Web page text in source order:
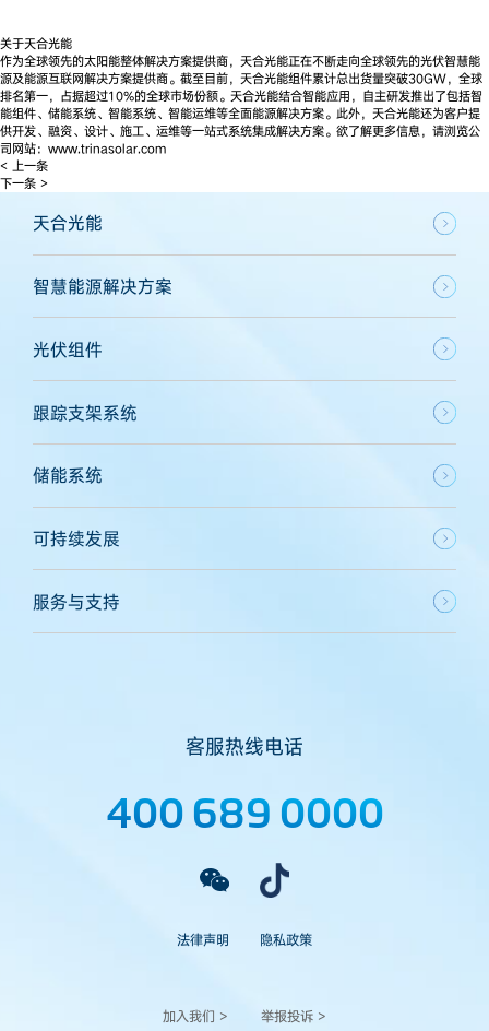
关于天合光能
作为全球领先的太阳能整体解决方案提供商，天合光能正在不断走向全球领先的光伏智慧能
源及能源互联网解决方案提供商。截至目前，天合光能组件累计总出货量突破30GW，全球
排名第一，占据超过10%的全球市场份额。天合光能结合智能应用，自主研发推出了包括智
能组件、储能系统、智能系统、智能运维等全面能源解决方案。此外，天合光能还为客户提
供开发、融资、设计、施工、运维等一站式系统集成解决方案。欲了解更多信息，请浏览公
司网站：www.trinasolar.com
< 上一条
下一条 >
天合光能
智慧能源解决方案
光伏组件
跟踪支架系统
储能系统
可持续发展
服务与支持
客服热线电话
400 689 0000
法律声明 隐私政策
加入我们 > 举报投诉 >